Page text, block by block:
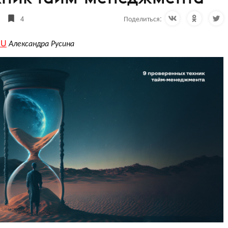
4 Поделиться:
Александра Русина